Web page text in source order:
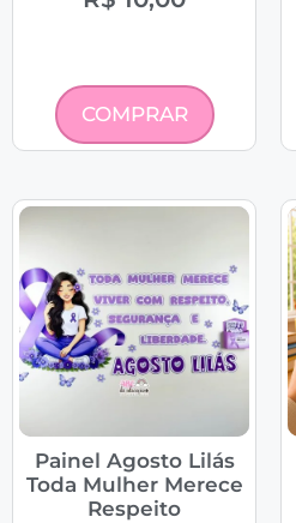
COMPRAR
Painel Agosto Lilás
Toda Mulher Merece
Respeito